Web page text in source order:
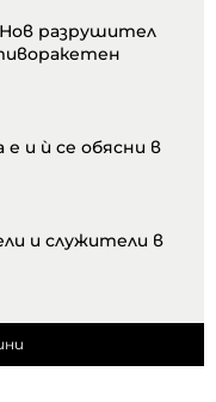
разрушител
и ѝ се обясни в
и служители в